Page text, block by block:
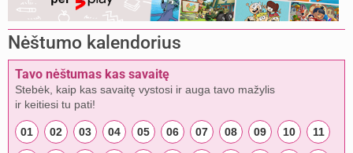
Nėštumo kalendorius
Tavo nėštumas kas savaitę
Stebėk, kaip kas savaitę vystosi ir auga tavo mažylis
ir keitiesi tu pati!
01 02 03 04 05 06 07 08 09 10 11